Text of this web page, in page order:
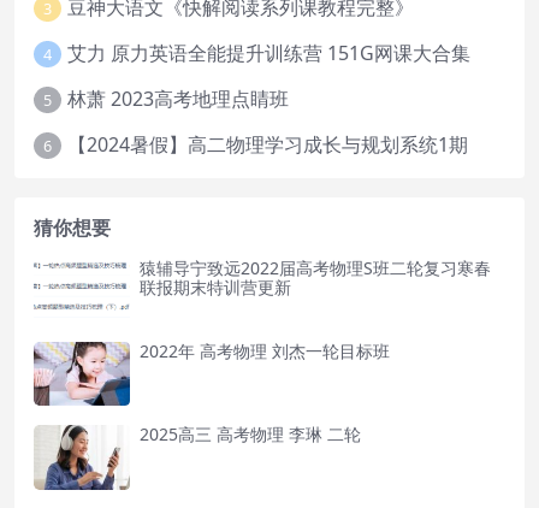
3 豆神大语文《快解阅读系列课教程完整》
4 艾力 原力英语全能提升训练营 151G网课大合集
5 林萧 2023高考地理点睛班
6 【2024暑假】高二物理学习成长与规划系统1期
猜你想要
猿辅导宁致远2022届高考物理S班二轮复习寒春
联报期末特训营更新
2022年 高考物理 刘杰一轮目标班
2025高三 高考物理 李琳 二轮